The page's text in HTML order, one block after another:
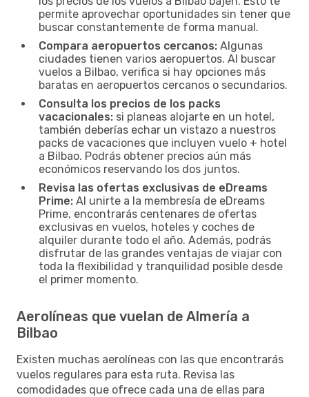
permite aprovechar oportunidades sin tener que
buscar constantemente de forma manual.
Compara aeropuertos cercanos: Algunas
ciudades tienen varios aeropuertos. Al buscar
vuelos a Bilbao, verifica si hay opciones más
baratas en aeropuertos cercanos o secundarios.
Consulta los precios de los packs
vacacionales: si planeas alojarte en un hotel,
también deberías echar un vistazo a nuestros
packs de vacaciones que incluyen vuelo + hotel
a Bilbao. Podrás obtener precios aún más
económicos reservando los dos juntos.
Revisa las ofertas exclusivas de eDreams
Prime: Al unirte a la membresía de eDreams
Prime, encontrarás centenares de ofertas
exclusivas en vuelos, hoteles y coches de
alquiler durante todo el año. Además, podrás
disfrutar de las grandes ventajas de viajar con
toda la flexibilidad y tranquilidad posible desde
el primer momento.
Aerolíneas que vuelan de Almería a
Bilbao
Existen muchas aerolíneas con las que encontrarás
vuelos regulares para esta ruta. Revisa las
comodidades que ofrece cada una de ellas para